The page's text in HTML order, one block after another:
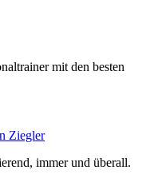
mit den besten
Ziegler
immer und überall.